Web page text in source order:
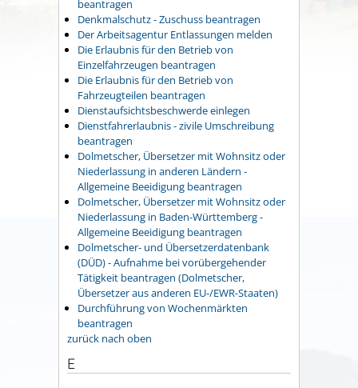
beantragen
Denkmalschutz - Zuschuss beantragen
Der Arbeitsagentur Entlassungen melden
Die Erlaubnis für den Betrieb von
Einzelfahrzeugen beantragen
Die Erlaubnis für den Betrieb von
Fahrzeugteilen beantragen
Dienstaufsichtsbeschwerde einlegen
Dienstfahrerlaubnis - zivile Umschreibung
beantragen
Dolmetscher, Übersetzer mit Wohnsitz oder
Niederlassung in anderen Ländern -
Allgemeine Beeidigung beantragen
Dolmetscher, Übersetzer mit Wohnsitz oder
Niederlassung in Baden-Württemberg -
Allgemeine Beeidigung beantragen
Dolmetscher- und Übersetzerdatenbank
(DÜD) - Aufnahme bei vorübergehender
Tätigkeit beantragen (Dolmetscher,
Übersetzer aus anderen EU-/EWR-Staaten)
Durchführung von Wochenmärkten
beantragen
zurück nach oben
E